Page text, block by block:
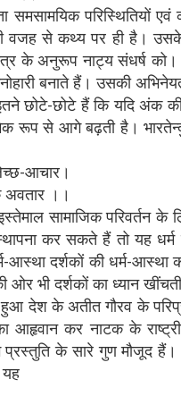
समसामयिक परिस्थितियों
की वजह से कथ्य पर ही है।
के अनुरूप नाट्य संधर्ष
बनाते हैं। उसकी
छोटे-छोटे हैं कि यदि अंक
रूप से आगे बढ़ती है।
आचार।
अवतार ।।
इस्तेमाल सामाजिक
कर सकते हैं तो यह
दर्शकों की धर्म-आस्था
ओर भी दर्शकों का ध्यान
देश के अतीत गौरव के
आहृवान कर नाटक के
के सारे गुण मौजूद हैं।
यह